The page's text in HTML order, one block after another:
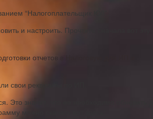
“Налогоплательщик ЮЛ”.
и настроить. Прочтите сначала вот эту
отчетов в Налоговую для ИП и
свои реквизиты по ИП.
значит, что ее необходимо обновить до
можно скачать вот здесь: